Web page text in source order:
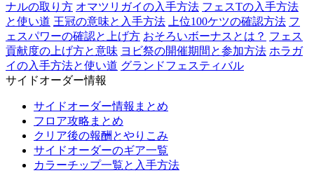
ナルの取り方 オマツリガイの入手方法 フェスTの入手方法
と使い道 王冠の意味と入手方法 上位100ケツの確認方法 フ
ェスパワーの確認と上げ方 おそろいボーナスとは？ フェス
貢献度の上げ方と意味 ヨビ祭の開催期間と参加方法 ホラガ
イの入手方法と使い道 グランドフェスティバル
サイドオーダー情報
サイドオーダー情報まとめ
フロア攻略まとめ
クリア後の報酬とやりこみ
サイドオーダーのギア一覧
カラーチップ一覧と入手方法